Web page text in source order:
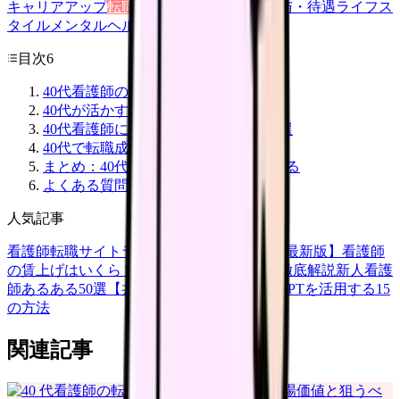
キャリアアップ転職ガイド 職場環境 給与・待遇ライフス
タイル メンタルヘルス
目次6
40代看護師の転職市場のリアル
40代が活かすべき 5 つの強み
40代看護師に向いている職場タイプ5選
40代で転職成功した実例 6 選
まとめ：40代は選び方次第で活躍できる
よくある質問
人気記事
看護師転職サイトランキングTOP5【2026年最新版】 看護師
の賃上げはいくら？2026年度の最新情報を徹底解説新人看護
師あるある50選【共感必至】
看護師がChatGPTを活用する15
の方法
関連記事